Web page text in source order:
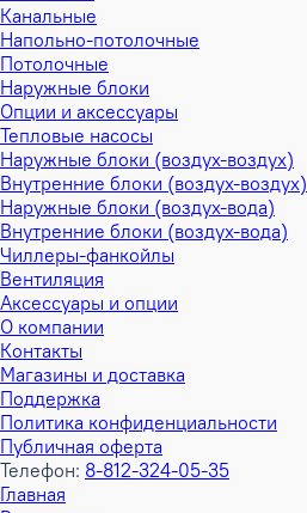
Канальные
Напольно-потолочные
Потолочные
Наружные блоки
Опции и аксессуары
Тепловые насосы
Наружные блоки (воздух-воздух)
Внутренние блоки (воздух-воздух)
Наружные блоки (воздух-вода)
Внутренние блоки (воздух-вода)
Чиллеры-фанкойлы
Вентиляция
Аксессуары и опции
О компании
Контакты
Магазины и доставка
Поддержка
Политика конфиденциальности
Публичная оферта
Телефон: 8-812-324-05-35
Главная